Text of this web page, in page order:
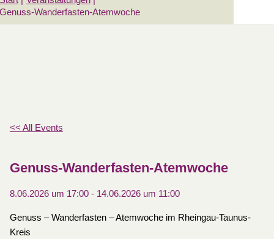
Genuss-Wanderfasten-Atemwoche
<< All Events
Genuss-Wanderfasten-Atemwoche
8.06.2026 um 17:00- 14.06.2026 um 11:00
Genuss – Wanderfasten – Atemwoche im Rheingau-Taunus-
Kreis